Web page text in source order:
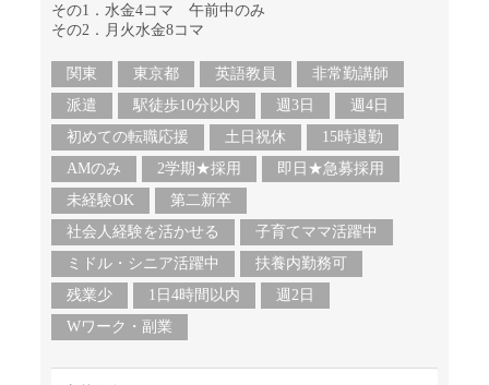
その1．水金4コマ 午前中のみ
その2．月火水金8コマ
関東 東京都 英語教員
非常勤講師
派遣
駅徒歩10分以内 週3日
週4日
初めての転職応援
土日祝休
15時退勤
AMのみ
2学期★採用
即日★急募採用
未経験OK
第二新卒
社会人経験を活かせる
子育てママ活躍中
ミドル・シニア活躍中
扶養内勤務可
残業少
1日4時間以内
週2日
Wワーク・副業